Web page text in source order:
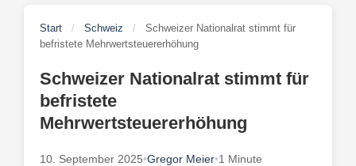
Start / Schweiz /
Schweizer Nationalrat stimmt für
befristete Mehrwertsteuererhöhung
Schweizer Nationalrat stimmt für
befristete
Mehrwertsteuererhöhung
10. September 2025•Gregor Meier•1 Minute